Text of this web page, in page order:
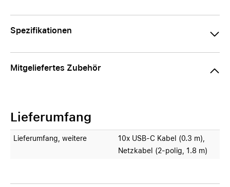
Spezifikationen
Mitgeliefertes Zubehör
Lieferumfang
Lieferumfang, weitere
10x USB-C Kabel (0.3 m),
Netzkabel (2-polig, 1.8 m)